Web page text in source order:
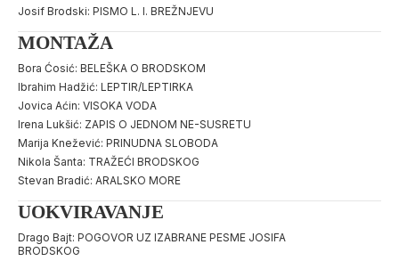
Josif Brodski: PISMO L. I. BREŽNJEVU
MONTAŽA
Bora Ćosić: BELEŠKA O BRODSKOM
Ibrahim Hadžić: LEPTIR/LEPTIRKA
Jovica Aćin: VISOKA VODA
Irena Lukšić: ZAPIS O JEDNOM NE-SUSRETU
Marija Knežević: PRINUDNA SLOBODA
Nikola Šanta: TRAŽEĆI BRODSKOG
Stevan Bradić: ARALSKO MORE
UOKVIRAVANJE
Drago Bajt: POGOVOR UZ IZABRANE PESME JOSIFA
BRODSKOG